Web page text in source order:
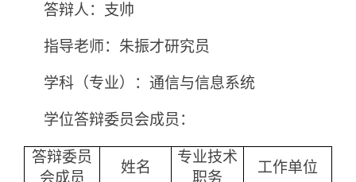
答辩人：支帅
指导老师：朱振才研究员
学科（专业）：通信与信息系统
学位答辩委员会成员：
答辩委员
会成员
姓名
专业技术
职务
工作单位